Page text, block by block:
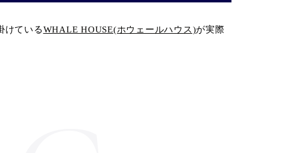
けているWHALE HOUSE(ホウェールハウス)が実際